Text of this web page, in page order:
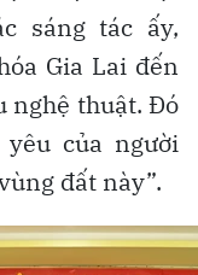
sáng tác ấy,
Gia Lai đến
nghệ thuật. Đó
của người
đất này”.